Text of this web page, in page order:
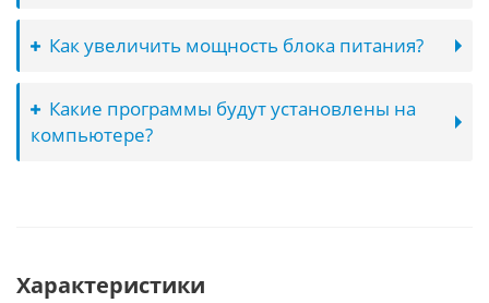
Как увеличить мощность блока питания?
Какие программы будут установлены на
компьютере?
Характеристики